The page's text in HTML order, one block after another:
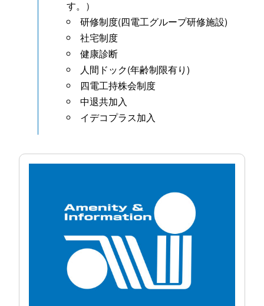
す。）
研修制度(四電工グループ研修施設)
社宅制度
健康診断
人間ドック(年齢制限有り)
四電工持株会制度
中退共加入
イデコプラス加入